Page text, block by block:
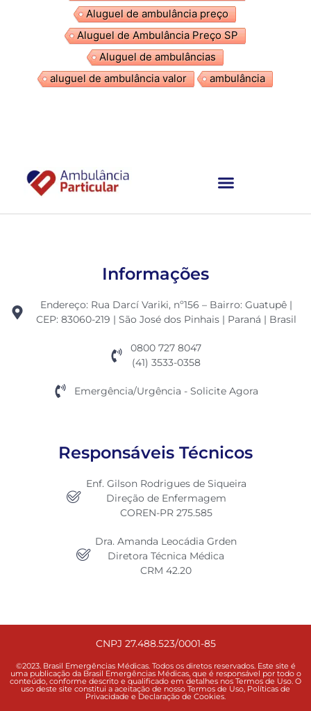
Aluguel de ambulância preço
Aluguel de Ambulância Preço SP
Aluguel de ambulâncias
aluguel de ambulância valor
ambulância
Informações
Endereço: Rua Darcí Variki, nº156 – Bairro: Guatupê |
CEP: 83060-219 | São José dos Pinhais | Paraná | Brasil
0800 727 8047
(41) 3533-0358
Emergência/Urgência - Solicite Agora
Responsáveis Técnicos
Enf. Gilson Rodrigues de Siqueira
Direção de Enfermagem
COREN-PR 275.585
Dra. Amanda Leocádia Grden
Diretora Técnica Médica
CRM 42.20
CNPJ 27.488.523/0001-85
©2023. Brasil Emergências Médicas. Todos os diretos reservados. Este site é
uma publicação da Brasil Emergências Médicas, que é responsável por todo o
conteúdo, conforme descrito e qualificado em detalhes nos Termos de Uso. O
uso deste site constitui a aceitação de nosso Termos de Uso, Políticas de
Privacidade e Declaração de Cookies.